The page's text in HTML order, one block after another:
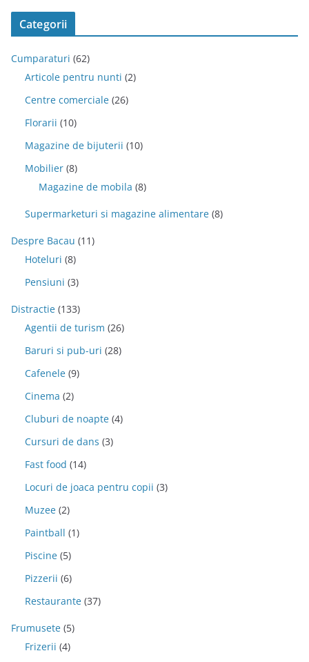
Categorii
Cumparaturi (62)
Articole pentru nunti (2)
Centre comerciale (26)
Florarii (10)
Magazine de bijuterii (10)
Mobilier (8)
Magazine de mobila (8)
Supermarketuri si magazine alimentare (8)
Despre Bacau (11)
Hoteluri (8)
Pensiuni (3)
Distractie (133)
Agentii de turism (26)
Baruri si pub-uri (28)
Cafenele (9)
Cinema (2)
Cluburi de noapte (4)
Cursuri de dans (3)
Fast food (14)
Locuri de joaca pentru copii (3)
Muzee (2)
Paintball (1)
Piscine (5)
Pizzerii (6)
Restaurante (37)
Frumusete (5)
Frizerii (4)